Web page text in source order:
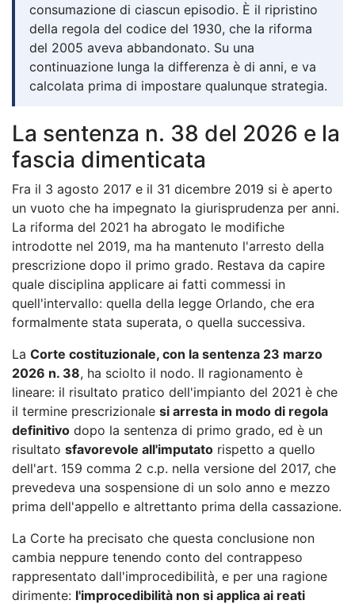
consumazione di ciascun episodio. È il ripristino
della regola del codice del 1930, che la riforma
del 2005 aveva abbandonato. Su una
continuazione lunga la differenza è di anni, e va
calcolata prima di impostare qualunque strategia.
La sentenza n. 38 del 2026 e la
fascia dimenticata
Fra il 3 agosto 2017 e il 31 dicembre 2019 si è aperto
un vuoto che ha impegnato la giurisprudenza per anni.
La riforma del 2021 ha abrogato le modifiche
introdotte nel 2019, ma ha mantenuto l'arresto della
prescrizione dopo il primo grado. Restava da capire
quale disciplina applicare ai fatti commessi in
quell'intervallo: quella della legge Orlando, che era
formalmente stata superata, o quella successiva.
La Corte costituzionale, con la sentenza 23 marzo
2026 n. 38, ha sciolto il nodo. Il ragionamento è
lineare: il risultato pratico dell'impianto del 2021 è che
il termine prescrizionale si arresta in modo di regola
definitivo dopo la sentenza di primo grado, ed è un
risultato sfavorevole all'imputato rispetto a quello
dell'art. 159 comma 2 c.p. nella versione del 2017, che
prevedeva una sospensione di un solo anno e mezzo
prima dell'appello e altrettanto prima della cassazione.
La Corte ha precisato che questa conclusione non
cambia neppure tenendo conto del contrappeso
rappresentato dall'improcedibilità, e per una ragione
dirimente: l'improcedibilità non si applica ai reati